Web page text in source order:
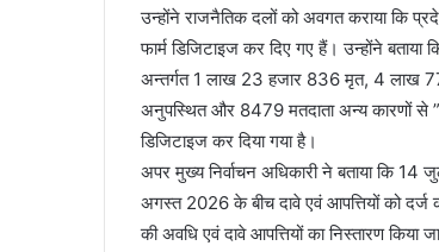
उन्होंने राजनैतिक दलों को अवगत कराया कि
फार्म डिजिटाइज कर दिए गए हैं। उन्होंने
अन्तर्गत 1 लाख 23 हजार 836 मृत, 4 लाख
अनुपस्थित और 8479 मतदाता अन्य कारणों
डिजिटाइज कर दिया गया है।
अपर मुख्य निर्वाचन अधिकारी ने बताया कि
अगस्त 2026 के बीच दावे एवं आपत्तियों को
की अवधि एवं दावे आपत्तियों का निस्तारण